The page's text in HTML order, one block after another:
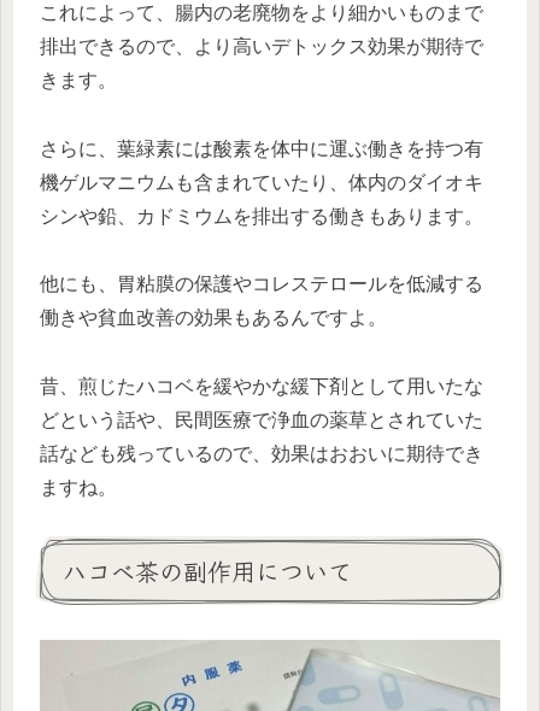
これによって、腸内の老廃物をより細かいものまで
排出できるので、より高いデトックス効果が期待で
きます。
さらに、葉緑素には酸素を体中に運ぶ働きを持つ有
機ゲルマニウムも含まれていたり、体内のダイオキ
シンや鉛、カドミウムを排出する働きもあります。
他にも、胃粘膜の保護やコレステロールを低減する
働きや貧血改善の効果もあるんですよ。
昔、煎じたハコベを緩やかな緩下剤として用いたな
どという話や、民間医療で浄血の薬草とされていた
話なども残っているので、効果はおおいに期待でき
ますね。
ハコベ茶の副作用について